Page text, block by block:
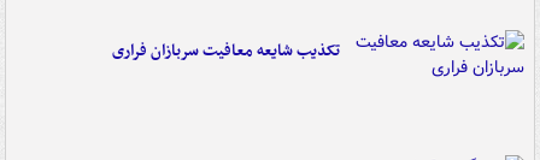
تکذیب شایعه معافیت سربازان فراری